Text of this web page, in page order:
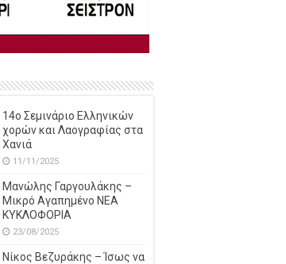
14o Σεμινάριο Ελληνικών
χορών και Λαογραφίας στα
Χανιά
11/11/2025
Μανώλης Γαργουλάκης –
Μικρό Αγαπημένο NEΑ
ΚΥΚΛΟΦΟΡΙΑ
23/08/2025
Νίκος Βεζυράκης – Ίσως να